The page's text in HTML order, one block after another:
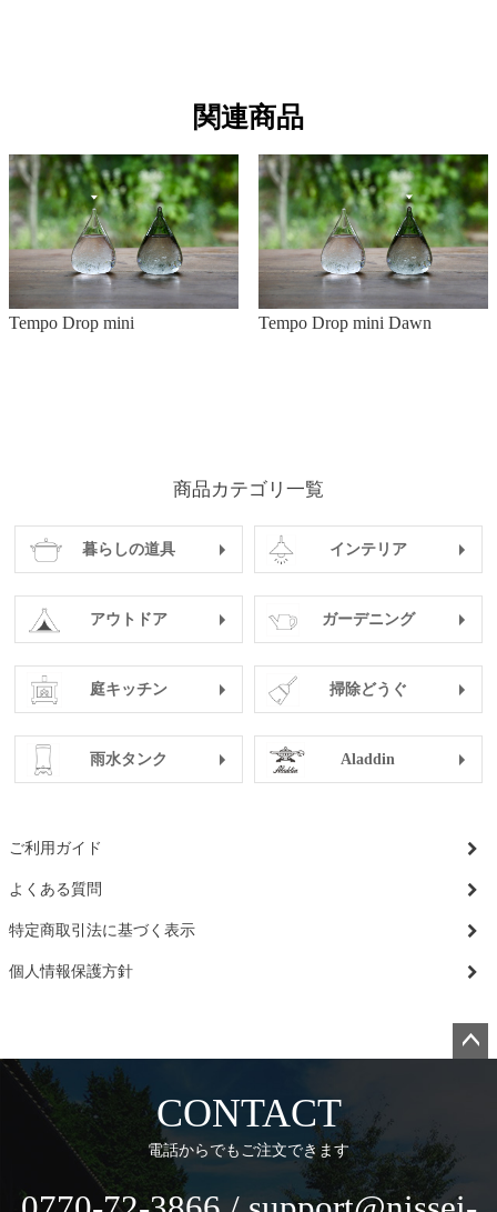
関連商品
Tempo Drop mini Tempo Drop mini Dawn
商品カテゴリ一覧
暮らしの道具 インテリア
アウトドア ガーデニング
庭キッチン 掃除どうぐ
雨水タンク Aladdin
ご利用ガイド
よくある質問
特定商取引法に基づく表示
個人情報保護方針
へ
CONTACT
電話からでもご注文できます